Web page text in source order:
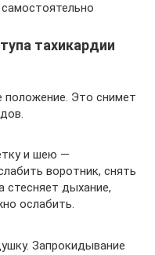
тахикардии
положение. Это снимет
и шею —
воротник, снять
стесняет дыхание,
ослабить.
Запрокидывание